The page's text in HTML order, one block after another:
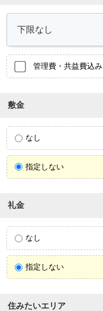
管理費・共益費込み
敷金
なし
指定しない
礼金
なし
指定しない
住みたいエリア